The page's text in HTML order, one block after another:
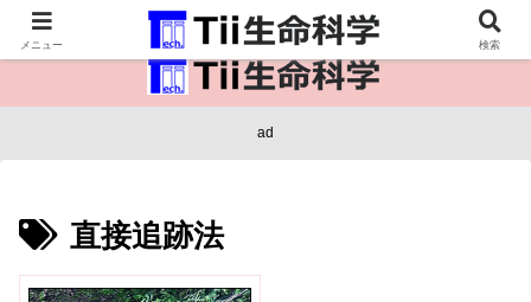
医療保健・生命・生物の情報インフラ。
ad
直接追跡法
メニュー 検索